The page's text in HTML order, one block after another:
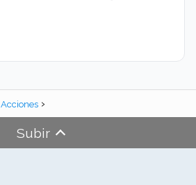
Acciones
Subir